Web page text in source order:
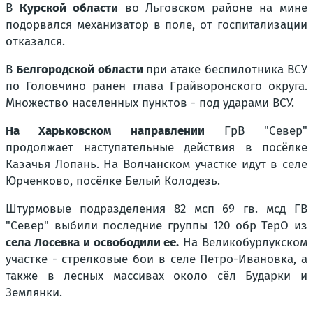
В Курской области во Льговском районе на мине
подорвался механизатор в поле, от госпитализации
отказался.
В Белгородской области при атаке беспилотника ВСУ
по Головчино ранен глава Грайворонского округа.
Множество населенных пунктов - под ударами ВСУ.
На Харьковском направлении ГрВ "Север"
продолжает наступательные действия в посёлке
Казачья Лопань. На Волчанском участке идут в селе
Юрченково, посёлке Белый Колодезь.
Штурмовые подразделения 82 мсп 69 гв. мсд ГВ
"Север" выбили последние группы 120 обр ТерО из
села Лосевка и освободили ее. На Великобурлукском
участке - стрелковые бои в селе Петро-Ивановка, а
также в лесных массивах около сёл Бударки и
Землянки.